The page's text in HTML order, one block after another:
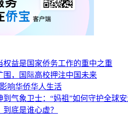
权益是国家侨务工作的重中之重
围，国际高校押注中国未来
响华侨华人生活
到气象卫士：“妈祖”如何守护全球
底是谁心虚？